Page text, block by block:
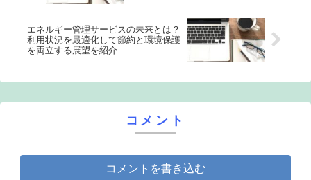
エネルギー管理サービスの未来とは？
利用状況を最適化して節約と環境保護
を両立する展望を紹介
コメント
コメントを書き込む